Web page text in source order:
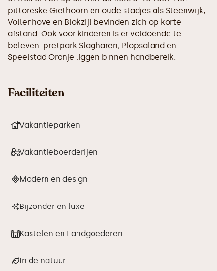
pittoreske Giethoorn en oude stadjes als Steenwijk,
Vollenhove en Blokzijl bevinden zich op korte
afstand. Ook voor kinderen is er voldoende te
beleven: pretpark Slagharen, Plopsaland en
Speelstad Oranje liggen binnen handbereik.
Faciliteiten
Vakantieparken
Vakantieboerderijen
Modern en design
Bijzonder en luxe
Kastelen en Landgoederen
In de natuur